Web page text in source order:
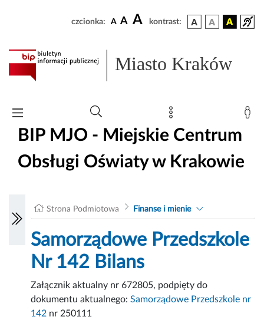
czcionka: A A A kontrast:
Miasto Kraków
BIP MJO - Miejskie Centrum
Obsługi Oświaty w Krakowie
Strona Podmiotowa Finanse i mienie
Samorządowe Przedszkole
Nr 142 Bilans
Załącznik aktualny nr 672805, podpięty do
dokumentu aktualnego:Samorządowe Przedszkole nr
142 nr 250111